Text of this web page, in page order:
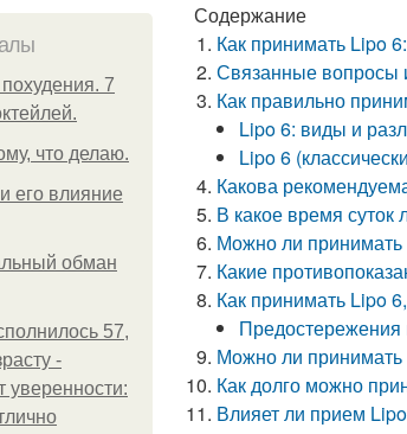
7
что делаю.
его влияние
обман
57,
-
Содержание
Как принимать Lipo
Связанные вопросы
Как правильно
Lipo 6: виды и
Lipo 6
Какова
В какое время суток
Можно ли принимать
Какие
Как принимать Lipo
Можно ли принимать
Как долго можно
Влияет ли прием